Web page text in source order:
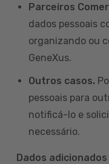
Parceiros
dados pessoais
organizando ou
GeneXus.
Outros casos.
pessoais para
notificá-lo e
necessário.
Dados